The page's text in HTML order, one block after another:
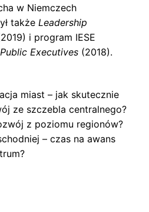
w Niemczech
także Leadership
i program IESE
Executives (2018).
miast – jak skutecznie
ze szczebla centralnego?
z poziomu regionów?
– czas na awans